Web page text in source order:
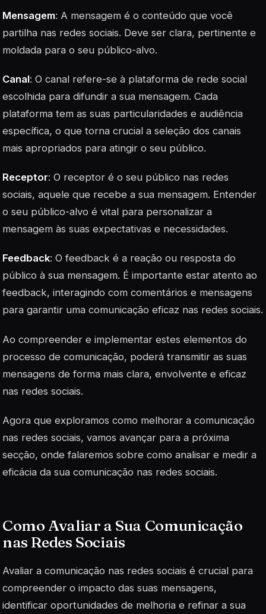
Mensagem: A mensagem é o conteúdo que você
partilha nas redes sociais. Deve ser clara, pertinente e
moldada para o seu público-alvo.
Canal: O canal refere-se à plataforma de rede social
escolhida para difundir a sua mensagem. Cada
plataforma tem as suas particularidades e audiência
específica, o que torna crucial a seleção dos canais
mais apropriados para atingir o seu público.
Receptor: O receptor é o seu público nas redes
sociais, aquele que recebe a sua mensagem. Entender
o seu público-alvo é vital para personalizar a
mensagem às suas expectativas e necessidades.
Feedback: O feedback é a reação ou resposta do
público à sua mensagem. É importante estar atento ao
feedback, interagindo com comentários e mensagens
para garantir uma comunicação eficaz nas redes sociais.
Ao compreender e implementar estes elementos do
processo de comunicação, poderá transmitir as suas
mensagens de forma mais clara, envolvente e eficaz
nas redes sociais.
Agora que exploramos como melhorar a comunicação
nas redes sociais, vamos avançar para a próxima
secção, onde falaremos sobre como analisar e medir a
eficácia da sua comunicação nas redes sociais.
Como Avaliar a Sua Comunicação
nas Redes Sociais
Avaliar a comunicação nas redes sociais é crucial para
compreender o impacto das suas mensagens,
identificar oportunidades de melhoria e refinar a sua